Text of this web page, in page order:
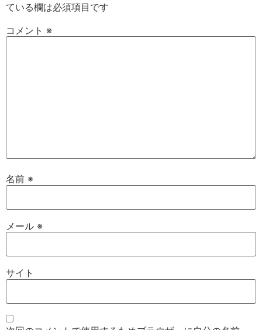
ている欄は必須項目です
コメント ※
名前 ※
メール ※
サイト